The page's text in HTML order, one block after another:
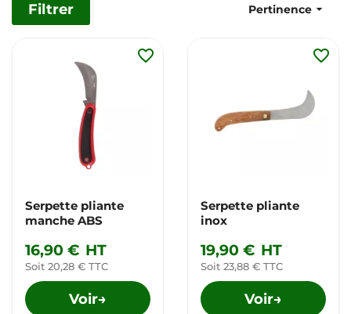
Filtrer Pertinence
Serpette pliante
manche ABS
16,90 € HT
Soit 20,28 € TTC
Voir→
favorite_border
Serpette pliante
inox
19,90 € HT
Soit 23,88 € TTC
Voir→
favorite_border